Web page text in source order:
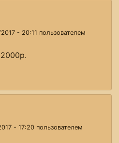
- 20:11 пользователем
- 17:20 пользователем